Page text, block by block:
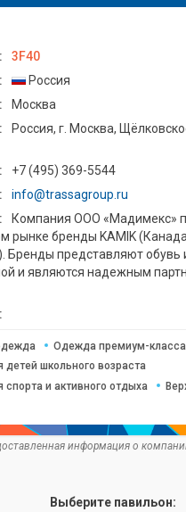
3F40
Россия
Москва
Россия, г. Москва,
+7 (495) 369-5544
info@trassagroup.ru
Компания ООО «Мадимекс»
рынке бренды KAMIK
Бренды представляют обувь
и являются надежным
Одежда премиум-класса
детей школьного возраста
спорта и активного отдыха
информация о
Выберите павильон: